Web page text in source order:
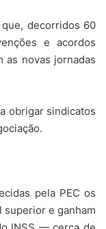
decorridos 60
e acordos
as novas jornadas
obrigar sindicatos
pela PEC os
e ganham